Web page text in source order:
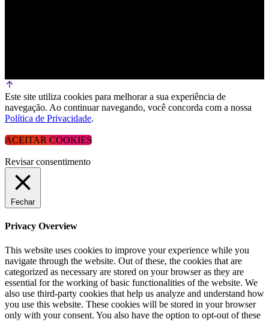
Este site utiliza cookies para melhorar a sua experiência de
navegação. Ao continuar navegando, você concorda com a nossa
Política de Privacidade.
ACEITAR COOKIES
Revisar consentimento
Fechar
Privacy Overview
This website uses cookies to improve your experience while you
navigate through the website. Out of these, the cookies that are
categorized as necessary are stored on your browser as they are
essential for the working of basic functionalities of the website. We
also use third-party cookies that help us analyze and understand how
you use this website. These cookies will be stored in your browser
only with your consent. You also have the option to opt-out of these